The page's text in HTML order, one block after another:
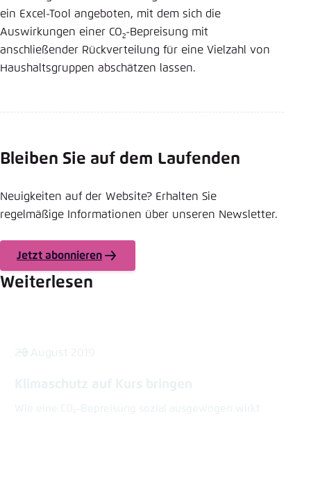
ein Excel-Tool angeboten, mit dem sich die
Auswirkungen einer CO2-Bepreisung mit
anschließender Rückverteilung für eine Vielzahl von
Haushaltsgruppen abschätzen lassen.
Bleiben Sie auf dem Laufenden
Neuigkeiten auf der Website? Erhalten Sie
regelmäßige Informationen über unseren Newsletter.
Jetzt abonnieren
Weiterlesen